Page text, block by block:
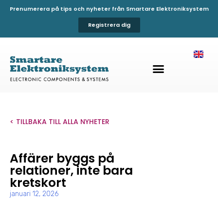
Prenumerera på tips och nyheter från Smartare Elektroniksystem
Registrera dig
< TILLBAKA TILL ALLA NYHETER
Affärer byggs på
relationer, inte bara
kretskort
januari 12, 2026